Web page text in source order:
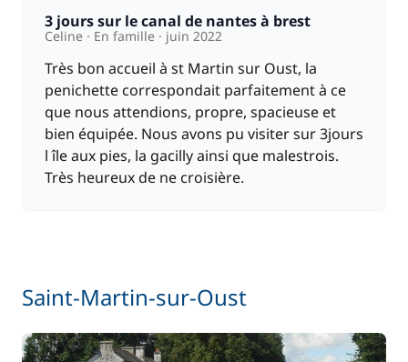
Wifi
3 jours sur le canal de nantes à brest
Celine En famille juin 2022
Très bon accueil à st Martin sur Oust, la
penichette correspondait parfaitement à ce
que nous attendions, propre, spacieuse et
bien équipée. Nous avons pu visiter sur 3jours
l île aux pies, la gacilly ainsi que malestrois.
Très heureux de ne croisière.
Saint-Martin-sur-Oust